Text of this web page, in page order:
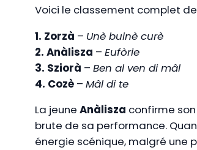
Voici le classement complet de
1. Zorzà – Unè buinè curè
2. Anàlisza – Eufòrie
3. Sziorà – Ben al ven di mâl
4. Cozè – Mâl di te
La jeune Anàlisza confirme
brute de sa performance.
énergie scénique, malgré une